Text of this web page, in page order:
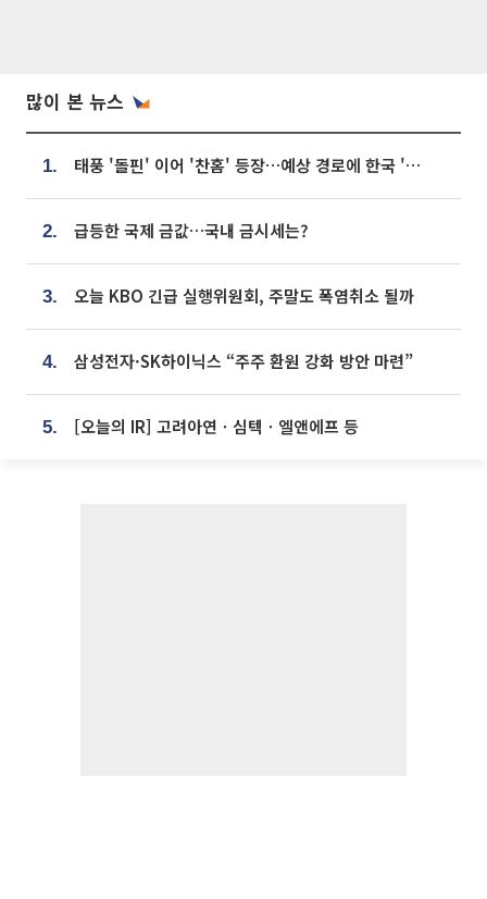
많이 본 뉴스
1. 태풍 '돌핀' 이어 '찬홈' 등장…예상 경로에 한국 '한숨'
2. 급등한 국제 금값…국내 금시세는?
3. 오늘 KBO 긴급 실행위원회, 주말도 폭염취소 될까
4. 삼성전자·SK하이닉스 “주주 환원 강화 방안 마련”
5. [오늘의 IR] 고려아연ㆍ심텍ㆍ엘앤에프 등